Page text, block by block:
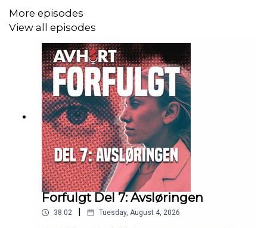
More episodes
View all episodes
Forfulgt Del 7: Avsløringen
38:02 Tuesday, August 4, 2026